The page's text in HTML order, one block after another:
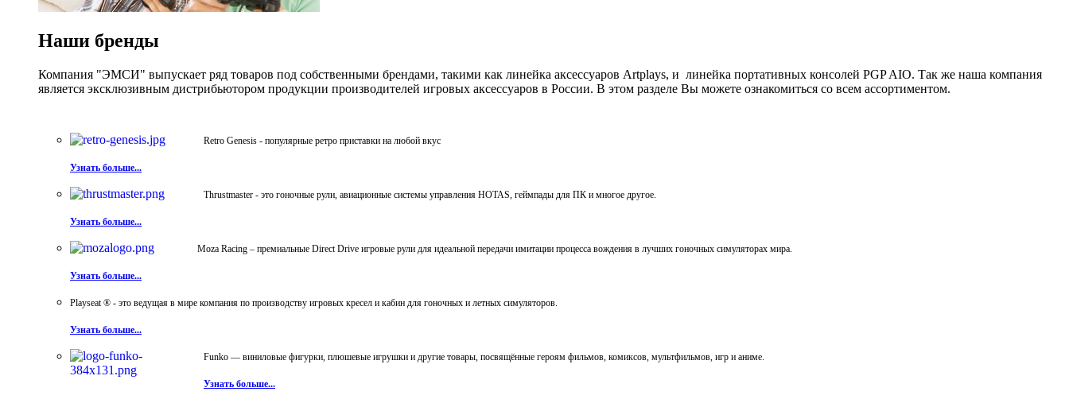
Наши бренды
Компания "ЭМСИ" выпускает ряд товаров под собственными брендами, такими как линейка аксессуаров Artplays, и линейка портативных консолей PGP AIO. Так же наша компания
является эксклюзивным дистрибьютором продукции производителей игровых аксессуаров в России. В этом разделе Вы можете ознакомиться со всем ассортиментом.
Retro Genesis - популярные ретро приставки на любой вкус
Узнать больше...
Thrustmaster - это гоночные рули, авиационные системы управления HOTAS, геймпады для ПК и многое другое.
Узнать больше...
Moza Racing – премиальные Direct Drive игровые рули для идеальной передачи имитации процесса вождения в лучших гоночных симуляторах мира.
Узнать больше...
Playseat ® - это ведущая в мире компания по производству игровых кресел и кабин для гоночных и летных симуляторов.
Узнать больше...
Funko — виниловые фигурки, плюшевые игрушки и другие товары, посвящённые героям фильмов, комиксов, мультфильмов, игр и аниме.
Узнать больше...